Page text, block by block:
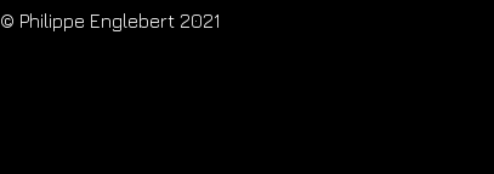
© Philippe Englebert 2021